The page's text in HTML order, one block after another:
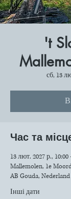
't
сб, 13
Час та
13 лют. 2027 р., 10:00
Mallemolen, 1e
AB Gouda, Nederland
Інші дати